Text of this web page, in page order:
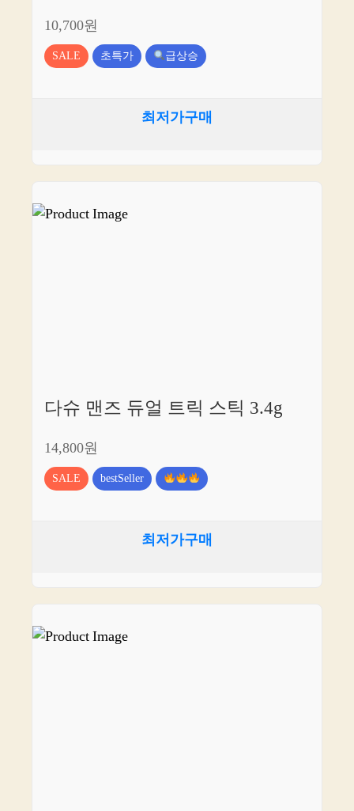
10,700원
SALE 초특가 급상승
최저가구매
다슈 맨즈 듀얼 트릭 스틱 3.4g
14,800원
SALE bestSeller
최저가구매